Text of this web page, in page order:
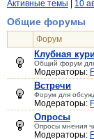
Активные темы 10
Общие форумы
Форум
Клубная
Общий форум для
Модераторы:
Встречи
Форум для
Модераторы:
Опросы
Опросы мнения
Модераторы: